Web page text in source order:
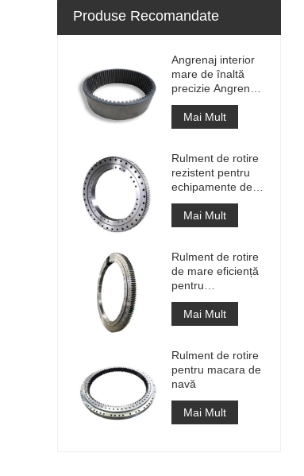
Produse Recomandate
Angrenaj interior
mare de înaltă
precizie Angrenaj
de circumferință
din metal cilindru
cu tratament de
Mai Mult
Rulment de rotire
rezistent pentru
echipamente de
macara portuară
Mai Mult
Rulment de rotire
de mare eficiență
pentru
recuperatorul de
stivuitoare
Mai Mult
Rulment de rotire
pentru macara de
navă
Mai Mult